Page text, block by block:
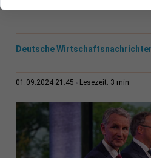
Deutsche
01.09.2024 21:45 Lesezeit: 3 min